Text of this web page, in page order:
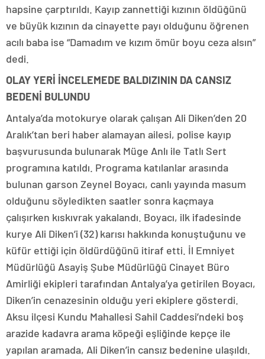
hapsine çarptırıldı. Kayıp zannettiği kızının öldüğünü
ve büyük kızının da cinayette payı olduğunu öğrenen
acılı baba ise “Damadım ve kızım ömür boyu ceza alsın”
dedi.
OLAY YERİ İNCELEMEDE BALDIZININ DA CANSIZ
BEDENİ BULUNDU
Antalya’da motokurye olarak çalışan Ali Diken’den 20
Aralık’tan beri haber alamayan ailesi, polise kayıp
başvurusunda bulunarak Müge Anlı ile Tatlı Sert
programına katıldı. Programa katılanlar arasında
bulunan garson Zeynel Boyacı, canlı yayında masum
olduğunu söyledikten saatler sonra kaçmaya
çalışırken kıskıvrak yakalandı. Boyacı, ilk ifadesinde
kurye Ali Diken’i (32) karısı hakkında konuştuğunu ve
küfür ettiği için öldürdüğünü itiraf etti. İl Emniyet
Müdürlüğü Asayiş Şube Müdürlüğü Cinayet Büro
Amirliği ekipleri tarafından Antalya’ya getirilen Boyacı,
Diken’in cenazesinin olduğu yeri ekiplere gösterdi.
Aksu ilçesi Kundu Mahallesi Sahil Caddesi’ndeki boş
arazide kadavra arama köpeği eşliğinde kepçe ile
yapılan aramada, Ali Diken’in cansız bedenine ulaşıldı.